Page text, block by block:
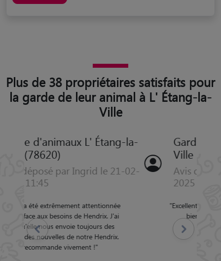
Plus de 38 propriétaires satisfaits pour
la garde de leur animal à L' Étang-la-
Ville
Garde d'animaux L' Étang-la-
Ville (78620)
Avis déposé par Lucile le 01-09-
"Excellent Petsitter mon chien a été très
bien gardé. Je recommande
4.5/5
Précédent Suivant